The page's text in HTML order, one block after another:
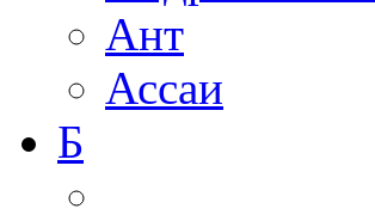
Ант
Ассаи
Б